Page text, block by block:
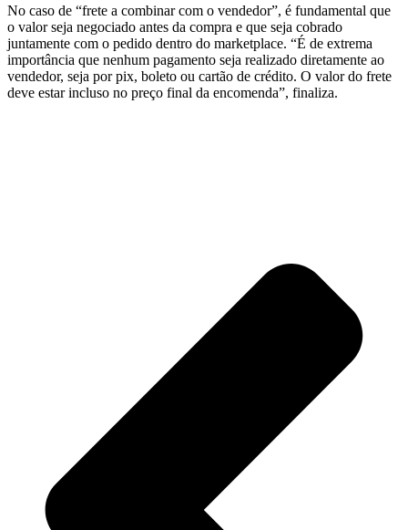
No caso de “frete a combinar com o vendedor”, é fundamental que
o valor seja negociado antes da compra e que seja cobrado
juntamente com o pedido dentro do marketplace. “É de extrema
importância que nenhum pagamento seja realizado diretamente ao
vendedor, seja por pix, boleto ou cartão de crédito. O valor do frete
deve estar incluso no preço final da encomenda”, finaliza.